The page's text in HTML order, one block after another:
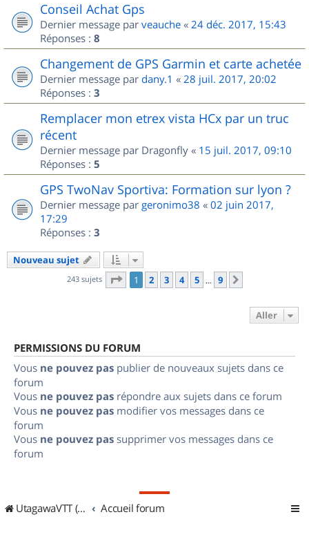
Conseil Achat Gps
Dernier message par veauche « 24 déc. 2017, 15:43
Réponses : 8
Changement de GPS Garmin et carte achetée
Dernier message par dany.1 « 28 juil. 2017, 20:02
Réponses : 3
Remplacer mon etrex vista HCx par un truc
récent
Dernier message par Dragonfly « 15 juil. 2017, 09:10
Réponses : 5
GPS TwoNav Sportiva: Formation sur lyon ?
Dernier message par geronimo38 « 02 juin 2017,
17:29
Réponses : 3
Nouveau sujet
243 sujets Page 1sur
1 2 3 4 5 … 9
Aller
PERMISSIONS DU FORUM
Vous ne pouvez pas publier de nouveaux sujets dans ce
forum
Vous ne pouvez pas répondre aux sujets dans ce forum
Vous ne pouvez pas modifier vos messages dans ce
forum
Vous ne pouvez pas supprimer vos messages dans ce
forum
UtagawaVTT (Randos VTT et VTTAE avec traces GPS) Accueil forum